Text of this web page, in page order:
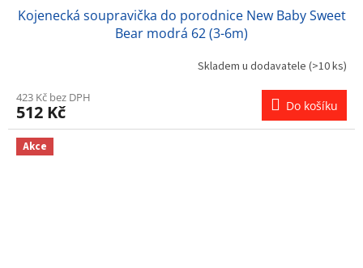
Kojenecká soupravička do porodnice New Baby Sweet
Bear modrá 62 (3-6m)
Skladem u dodavatele (>10 ks)
423 Kč bez DPH
512 Kč Do košíku
Akce